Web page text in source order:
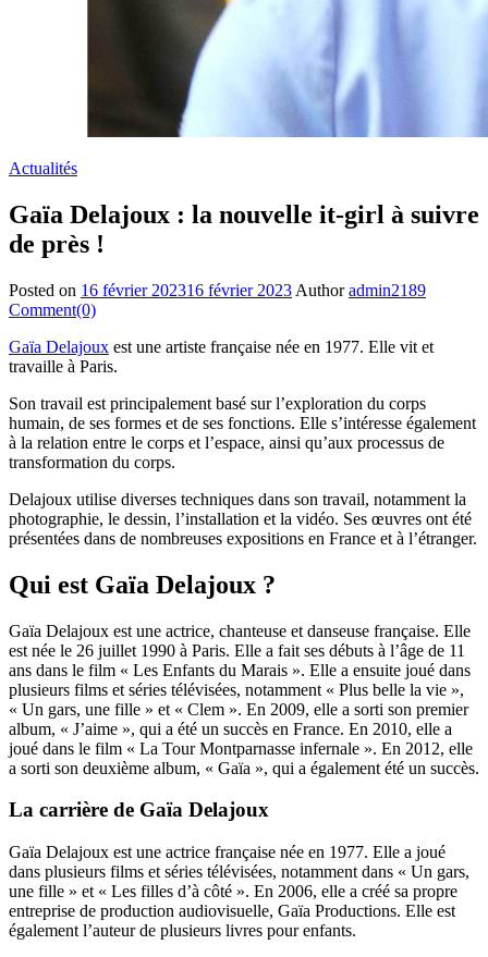
Actualités
Gaïa Delajoux : la nouvelle it-girl à suivre
de près !
Posted on 16 février 202316 février 2023 Author admin2189
Comment(0)
Gaïa Delajoux est une artiste française née en 1977. Elle vit et
travaille à Paris.
Son travail est principalement basé sur l’exploration du corps
humain, de ses formes et de ses fonctions. Elle s’intéresse également
à la relation entre le corps et l’espace, ainsi qu’aux processus de
transformation du corps.
Delajoux utilise diverses techniques dans son travail, notamment la
photographie, le dessin, l’installation et la vidéo. Ses œuvres ont été
présentées dans de nombreuses expositions en France et à l’étranger.
Qui est Gaïa Delajoux ?
Gaïa Delajoux est une actrice, chanteuse et danseuse française. Elle
est née le 26 juillet 1990 à Paris. Elle a fait ses débuts à l’âge de 11
ans dans le film « Les Enfants du Marais ». Elle a ensuite joué dans
plusieurs films et séries télévisées, notamment « Plus belle la vie »,
« Un gars, une fille » et « Clem ». En 2009, elle a sorti son premier
album, « J’aime », qui a été un succès en France. En 2010, elle a
joué dans le film « La Tour Montparnasse infernale ». En 2012, elle
a sorti son deuxième album, « Gaïa », qui a également été un succès.
La carrière de Gaïa Delajoux
Gaïa Delajoux est une actrice française née en 1977. Elle a joué
dans plusieurs films et séries télévisées, notamment dans « Un gars,
une fille » et « Les filles d’à côté ». En 2006, elle a créé sa propre
entreprise de production audiovisuelle, Gaïa Productions. Elle est
également l’auteur de plusieurs livres pour enfants.